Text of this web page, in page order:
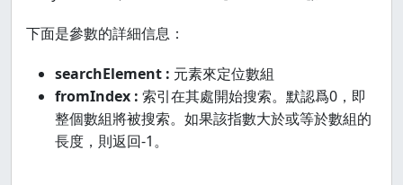
下面是參數的詳細信息：
searchElement : 元素來定位數組
fromIndex : 索引在其處開始搜索。默認爲0，即
整個數組將被搜索。如果該指數大於或等於數組的
長度，則返回-1。